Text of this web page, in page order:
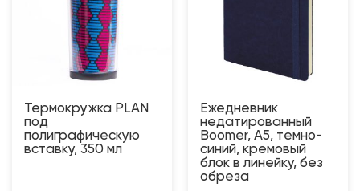
Термокружка PLAN
под
полиграфическую
вставку, 350 мл
Ежедневник
недатированный
Boomer, А5, темно-
синий, кремовый
блок в линейку, без
обреза